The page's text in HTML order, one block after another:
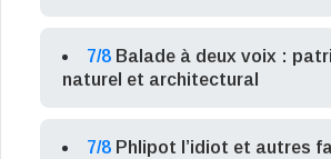
7/8 Balade à deux voix :
naturel et architectural
7/8 Phlipot l’idiot et autres